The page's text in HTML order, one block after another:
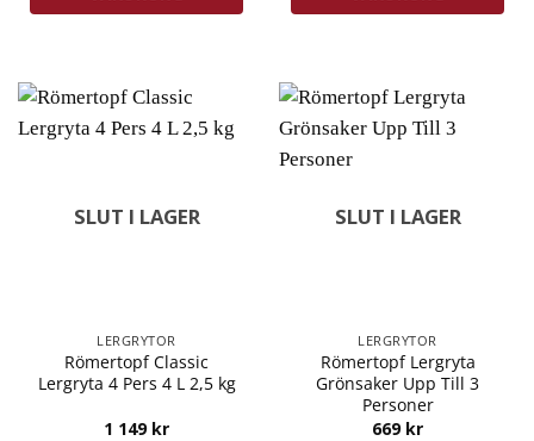
SLUT I LAGER
LERGRYTOR
Römertopf Classic
Lergryta 4 Pers 4 L 2,5 kg
1 149 kr
SLUT I LAGER
LERGRYTOR
Römertopf Lergryta
Grönsaker Upp Till 3
Personer
669 kr